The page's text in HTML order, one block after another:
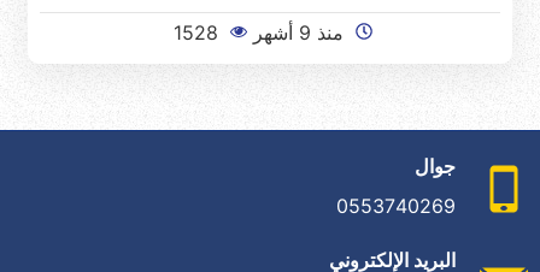
منذ 9 أشهر 1528
جوال
0553740269
البريد الإلكتروني